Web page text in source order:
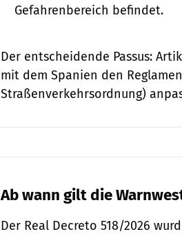
Gefahrenbereich befindet.
Der entscheidende Passus:
mit dem Spanien den
Straßenverkehrsordnung)
Ab wann gilt die
Der Real Decreto 518/2026